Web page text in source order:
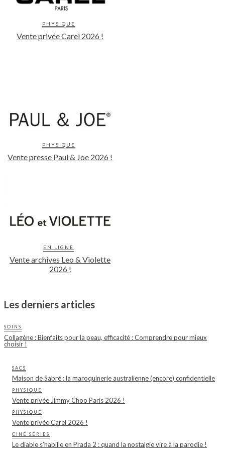
PHYSIQUE
Vente privée Carel 2026 !
PHYSIQUE
Vente presse Paul & Joe 2026 !
EN LIGNE
Vente archives Leo & Violette
2026 !
Les derniers articles
SOINS
Collagène : Bienfaits pour la peau, efficacité : Comprendre pour mieux
choisir !
SACS
Maison de Sabré : la maroquinerie australienne (encore) confidentielle
PHYSIQUE
Vente privée Jimmy Choo Paris 2026 !
PHYSIQUE
Vente privée Carel 2026 !
CINÉ SÉRIES
Le diable s’habille en Prada 2 : quand la nostalgie vire à la parodie !